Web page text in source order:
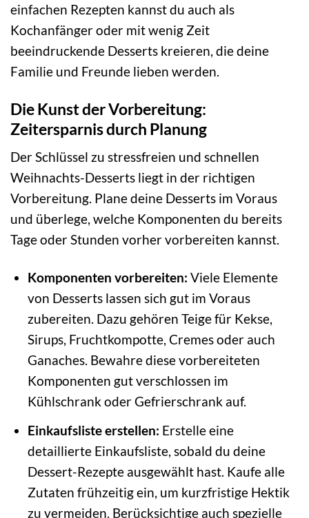
einfachen Rezepten kannst du auch als
Kochanfänger oder mit wenig Zeit
beeindruckende Desserts kreieren, die deine
Familie und Freunde lieben werden.
Die Kunst der Vorbereitung:
Zeitersparnis durch Planung
Der Schlüssel zu stressfreien und schnellen
Weihnachts-Desserts liegt in der richtigen
Vorbereitung. Plane deine Desserts im Voraus
und überlege, welche Komponenten du bereits
Tage oder Stunden vorher vorbereiten kannst.
Komponenten vorbereiten: Viele Elemente
von Desserts lassen sich gut im Voraus
zubereiten. Dazu gehören Teige für Kekse,
Sirups, Fruchtkompotte, Cremes oder auch
Ganaches. Bewahre diese vorbereiteten
Komponenten gut verschlossen im
Kühlschrank oder Gefrierschrank auf.
Einkaufsliste erstellen: Erstelle eine
detaillierte Einkaufsliste, sobald du deine
Dessert-Rezepte ausgewählt hast. Kaufe alle
Zutaten frühzeitig ein, um kurzfristige Hektik
zu vermeiden. Berücksichtige auch spezielle